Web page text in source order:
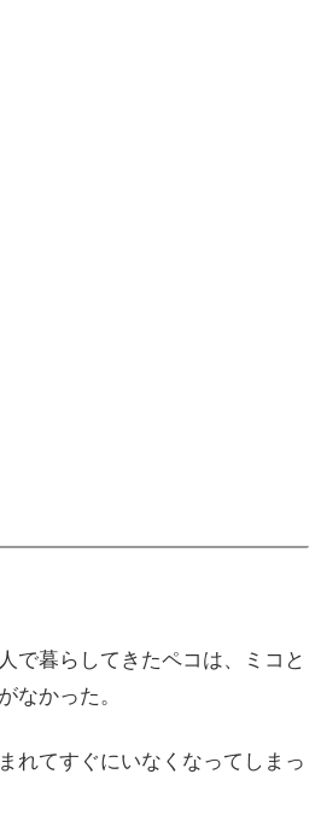
で暮らしてきたペコは、ミコと
なかった。
れてすぐにいなくなってしまっ